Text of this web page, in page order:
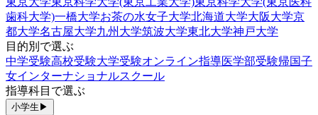
歯科大学)一橋大学お茶の水女子大学北海道大学大阪大学京
都大学名古屋大学九州大学筑波大学東北大学神戸大学
目的別で選ぶ
中学受験高校受験大学受験オンライン指導医学部受験帰国子
女インターナショナルスクール
指導科目で選ぶ
小学生 ▶